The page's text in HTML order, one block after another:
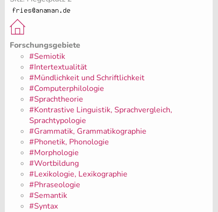
Forschungsgebiete
#Semiotik
#Intertextualität
#Mündlichkeit und Schriftlichkeit
#Computerphilologie
#Sprachtheorie
#Kontrastive Linguistik, Sprachvergleich,
Sprachtypologie
#Grammatik, Grammatikographie
#Phonetik, Phonologie
#Morphologie
#Wortbildung
#Lexikologie, Lexikographie
#Phraseologie
#Semantik
#Syntax